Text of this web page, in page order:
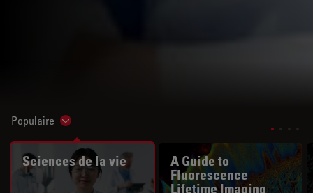
Populaire Show subnavigation
Sciences de la vie
A Guide to
Fluorescence
Lifetime Imaging